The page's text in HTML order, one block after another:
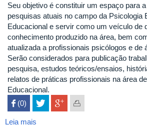
Seu objetivo é constituir um espaço para
pesquisas atuais no campo da Psicologia
Educacional e servir como um veículo de
conhecimento produzido na área, bem
atualizada a profissionais psicólogos e de
Serão considerados para publicação
pesquisa, estudos teóricos/ensaios,
relatos de práticas profissionais na área
Educacional.
 (0)
Leia mais